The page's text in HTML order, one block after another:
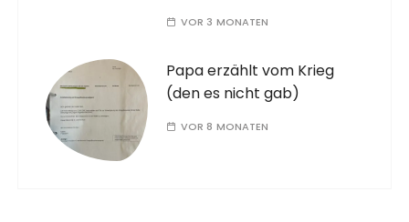
VOR 3 MONATEN
Papa erzählt vom Krieg
(den es nicht gab)
VOR 8 MONATEN